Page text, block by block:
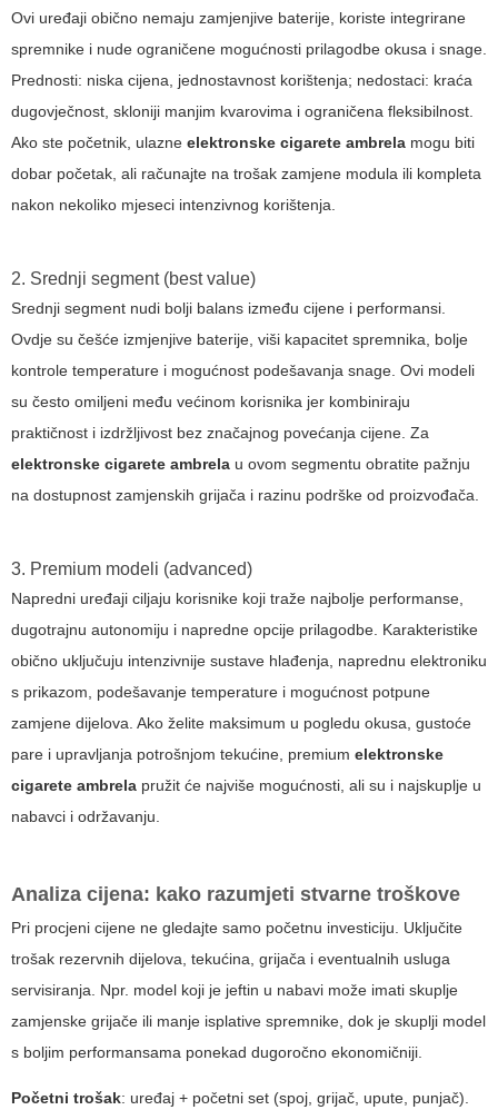
Ovi uređaji obično nemaju zamjenjive baterije, koriste integrirane
spremnike i nude ograničene mogućnosti prilagodbe okusa i snage.
Prednosti: niska cijena, jednostavnost korištenja; nedostaci: kraća
dugovječnost, skloniji manjim kvarovima i ograničena fleksibilnost.
Ako ste početnik, ulazne elektronske cigarete ambrela mogu biti
dobar početak, ali računajte na trošak zamjene modula ili kompleta
nakon nekoliko mjeseci intenzivnog korištenja.
2. Srednji segment (best value)
Srednji segment nudi bolji balans između cijene i performansi.
Ovdje su češće izmjenjive baterije, viši kapacitet spremnika, bolje
kontrole temperature i mogućnost podešavanja snage. Ovi modeli
su često omiljeni među većinom korisnika jer kombiniraju
praktičnost i izdržljivost bez značajnog povećanja cijene. Za
elektronske cigarete ambrela u ovom segmentu obratite pažnju
na dostupnost zamjenskih grijača i razinu podrške od proizvođača.
3. Premium modeli (advanced)
Napredni uređaji ciljaju korisnike koji traže najbolje performanse,
dugotrajnu autonomiju i napredne opcije prilagodbe. Karakteristike
obično uključuju intenzivnije sustave hlađenja, naprednu elektroniku
s prikazom, podešavanje temperature i mogućnost potpune
zamjene dijelova. Ako želite maksimum u pogledu okusa, gustoće
pare i upravljanja potrošnjom tekućine, premium elektronske
cigarete ambrela pružit će najviše mogućnosti, ali su i najskuplje u
nabavci i održavanju.
Analiza cijena: kako razumjeti stvarne troškove
Pri procjeni cijene ne gledajte samo početnu investiciju. Uključite
trošak rezervnih dijelova, tekućina, grijača i eventualnih usluga
servisiranja. Npr. model koji je jeftin u nabavi može imati skuplje
zamjenske grijače ili manje isplative spremnike, dok je skuplji model
s boljim performansama ponekad dugoročno ekonomičniji.
Početni trošak: uređaj + početni set (spoj, grijač, upute, punjač).